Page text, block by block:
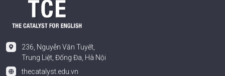
236, Nguyễn Văn Tuyết,
Trung Liệt, Đống Đa, Hà Nội
thecatalyst.edu.vn